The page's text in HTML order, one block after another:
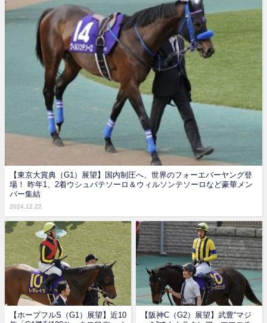
【東京大賞典（G1）展望】国内制圧へ、世界のフォーエバーヤング登
場！ 昨年1、2着ウシュバテソーロ＆ウィルソンテソーロなど豪華メン
バー集結
2024.12.22
【ホープフルS（G1）展望】近10
【阪神C（G2）展望】武豊“マジ